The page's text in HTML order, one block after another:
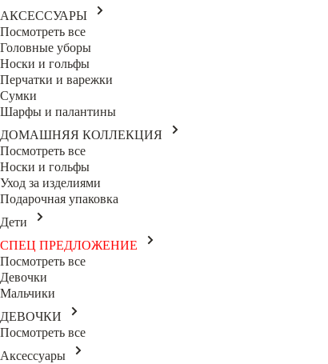
АКСЕССУАРЫ
Посмотреть все
Головные уборы
Носки и гольфы
Перчатки и варежки
Сумки
Шарфы и палантины
ДОМАШНЯЯ КОЛЛЕКЦИЯ
Посмотреть все
Носки и гольфы
Уход за изделиями
Подарочная упаковка
Дети
СПЕЦ ПРЕДЛОЖЕНИЕ
Посмотреть все
Девочки
Мальчики
ДЕВОЧКИ
Посмотреть все
Аксессуары